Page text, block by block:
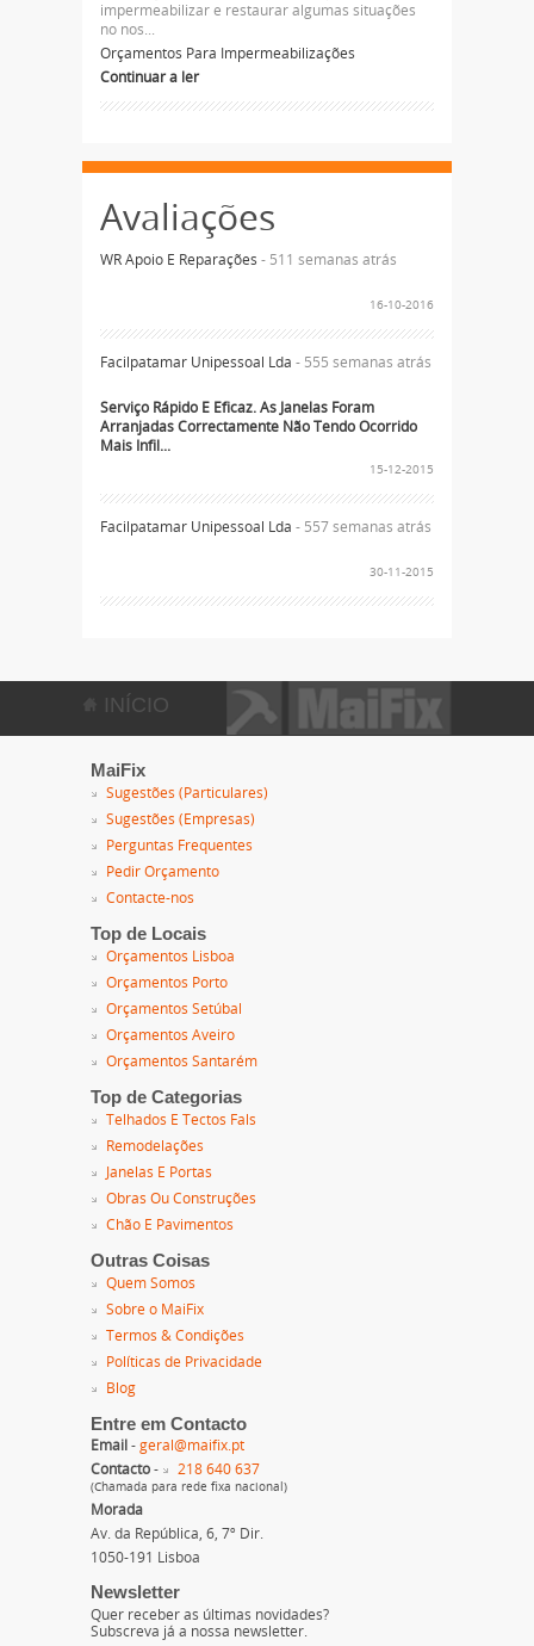
impermeabilizar e restaurar algumas situações
no nos...
Orçamentos Para Impermeabilizações
Continuar a ler
Avaliações
WR Apoio E Reparações - 511 semanas atrás
16-10-2016
Facilpatamar Unipessoal Lda - 555 semanas atrás
Serviço Rápido E Eficaz. As Janelas Foram
Arranjadas Correctamente Não Tendo Ocorrido
Mais Infil...
15-12-2015
Facilpatamar Unipessoal Lda - 557 semanas atrás
30-11-2015
INÍCIO
MaiFix
Sugestões (Particulares)
Sugestões (Empresas)
Perguntas Frequentes
Pedir Orçamento
Contacte-nos
Top de Locais
Orçamentos Lisboa
Orçamentos Porto
Orçamentos Setúbal
Orçamentos Aveiro
Orçamentos Santarém
Top de Categorias
Telhados E Tectos Fals
Remodelações
Janelas E Portas
Obras Ou Construções
Chão E Pavimentos
Outras Coisas
Quem Somos
Sobre o MaiFix
Termos & Condições
Políticas de Privacidade
Blog
Entre em Contacto
Email - geral@maifix.pt
Contacto - 218 640 637
(Chamada para rede fixa nacional)
Morada
Av. da República, 6, 7º Dir.
1050-191 Lisboa
Newsletter
Quer receber as últimas novidades?
Subscreva já a nossa newsletter.